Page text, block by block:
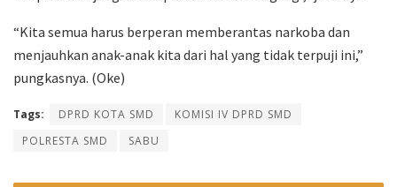
“Kita semua harus berperan memberantas narkoba dan
menjauhkan anak-anak kita dari hal yang tidak terpuji ini,”
pungkasnya. (Oke)
Tags: DPRD KOTA SMD
KOMISI IV DPRD SMD
POLRESTA SMD
SABU